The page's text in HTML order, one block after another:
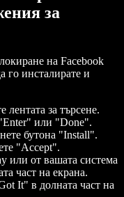
за
на Facebook
го инсталирате и
лентата за търсене.
или "Done".
бутона "Install".
"Accept".
или от вашата система
част на екрана.
It" в долната част на